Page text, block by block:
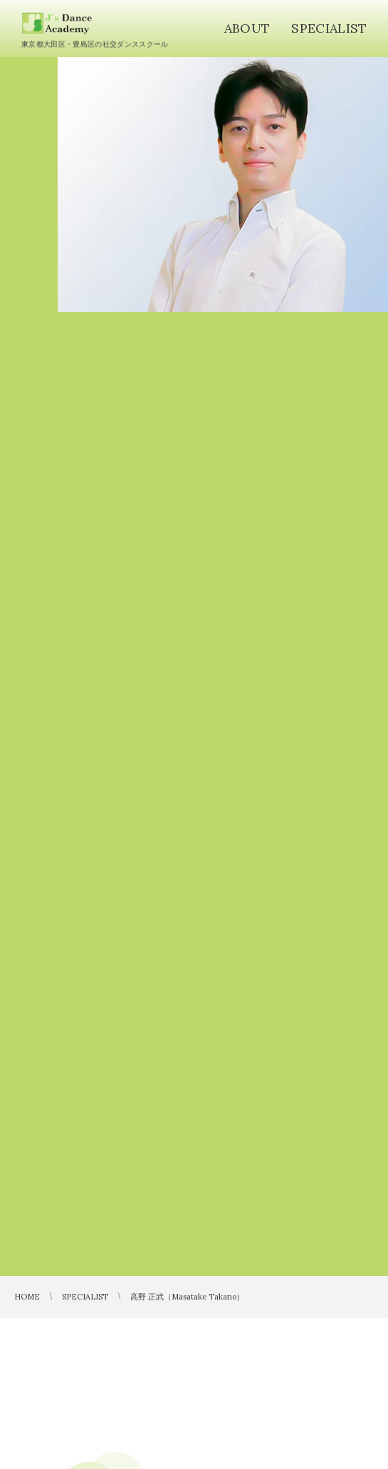
東京都大田区・豊島区の社交ダンススクール
ABOUT SPECIALIST
HOME SPECIALIST 高野 正武（Masatake Takano）